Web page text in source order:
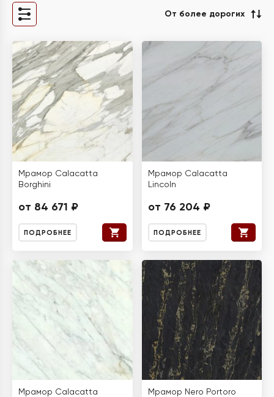
От более дорогих
Мрамор Calacatta
Borghini
от 84 671 ₽
ПОДРОБНЕЕ
Мрамор Calacatta
Lincoln
от 76 204 ₽
ПОДРОБНЕЕ
Мрамор Calacatta Мрамор Nero Portoro